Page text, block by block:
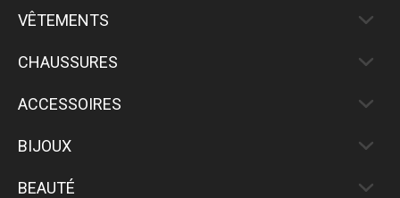
VÊTEMENTS
CHAUSSURES
ACCESSOIRES
BIJOUX
BEAUTÉ